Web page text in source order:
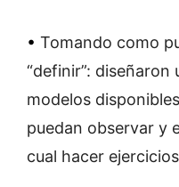
• Tomando como
“definir”:
modelos
puedan observar y
cual hacer